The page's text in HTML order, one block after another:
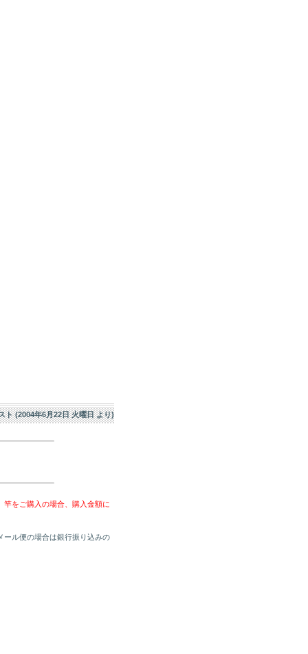
ト (2004年6月22日 火曜日 より)
竿をご購入の場合、購入金額に
ール便の場合は銀行振り込みの